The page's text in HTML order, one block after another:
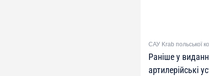
САУ Krab польської
Раніше у
артилерійські